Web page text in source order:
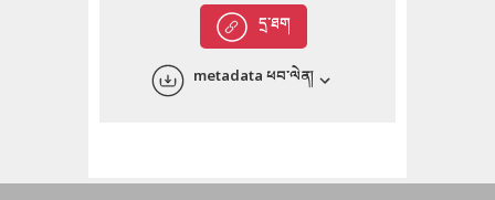
English
དྲ་ཐག
metadata ཕབ་ལེན།